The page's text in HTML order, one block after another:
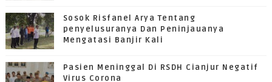
Sosok Risfanel Arya Tentang
penyelusuranya Dan Peninjauanya
Mengatasi Banjir Kali
Pasien Meninggal Di RSDH Cianjur Negatif
Virus Corona